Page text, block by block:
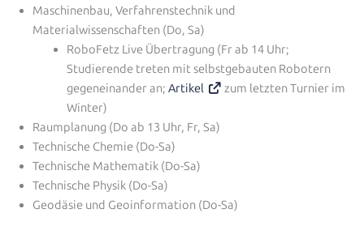
Maschinenbau, Verfahrenstechnik und
Materialwissenschaften (Do, Sa)
RoboFetz Live Übertragung (Fr ab 14 Uhr;
Studierende treten mit selbstgebauten Robotern
gegeneinander an; Artikel
zum letzten Turnier im
Winter)
Raumplanung (Do ab 13 Uhr, Fr, Sa)
Technische Chemie (Do-Sa)
Technische Mathematik (Do-Sa)
Technische Physik (Do-Sa)
Geodäsie und Geoinformation (Do-Sa)